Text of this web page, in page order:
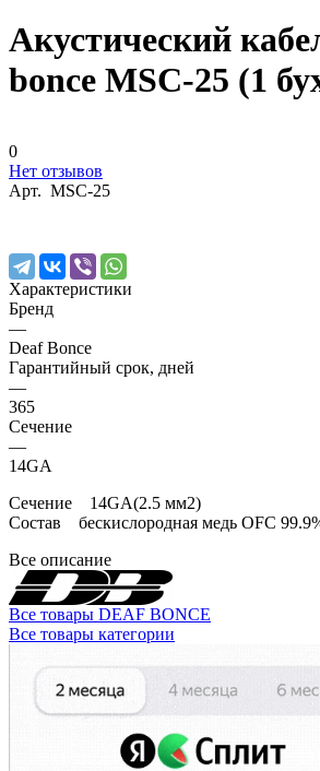
Акустический
bonce MSC-25 (1
0
Нет отзывов
Арт. MSC-25
Характеристики
Бренд
—
Deaf Bonce
Гарантийный срок, дней
—
365
Сечение
—
14GA
Сечение 14GA(2.5 мм2)
Состав бескислородная медь OFC
Все описание
Все товары DEAF BONCE
Все товары категории